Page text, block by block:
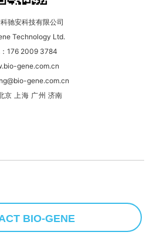
驰安科技有限公司
Technology Ltd.
176 2009 3784
gene.com.cn
gene.com.cn
京 上海 广州 济南
BIO-GENE